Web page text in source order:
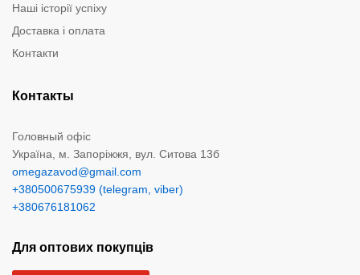
Наші історії успіху
Доставка і оплата
Контакти
Контакты
Головный офіс
Україна, м. Запоріжжя, вул. Ситова 13б
omegazavod@gmail.com
+380500675939 (telegram, viber)
+380676181062
Для оптових покупців